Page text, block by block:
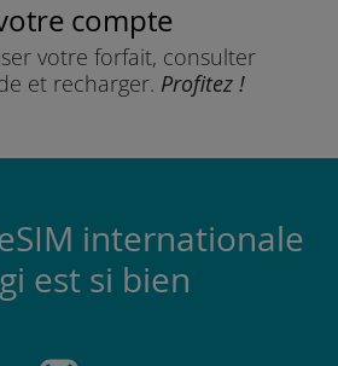
compte
votre forfait, consulter
et recharger. Profitez !
internationale
est si bien